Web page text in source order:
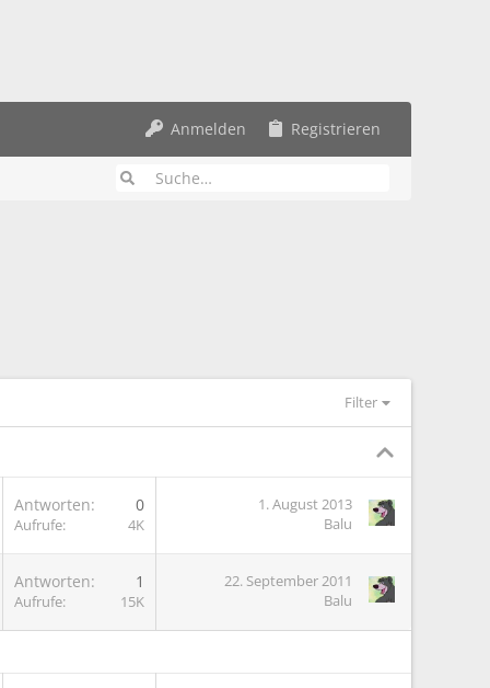
Anmelden Registrieren
Filter
Antworten 0
Aufrufe 4K
1. August 2013
Balu
Antworten 1
Aufrufe 15K
22. September 2011
Balu